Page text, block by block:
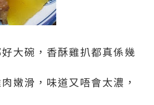
大碗，香酥雞扒都真係幾
嫩滑，味道又唔會太濃，